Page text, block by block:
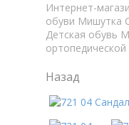
Интернет-
обуви Мишутка
Детская обувь
ортопедической
Назад